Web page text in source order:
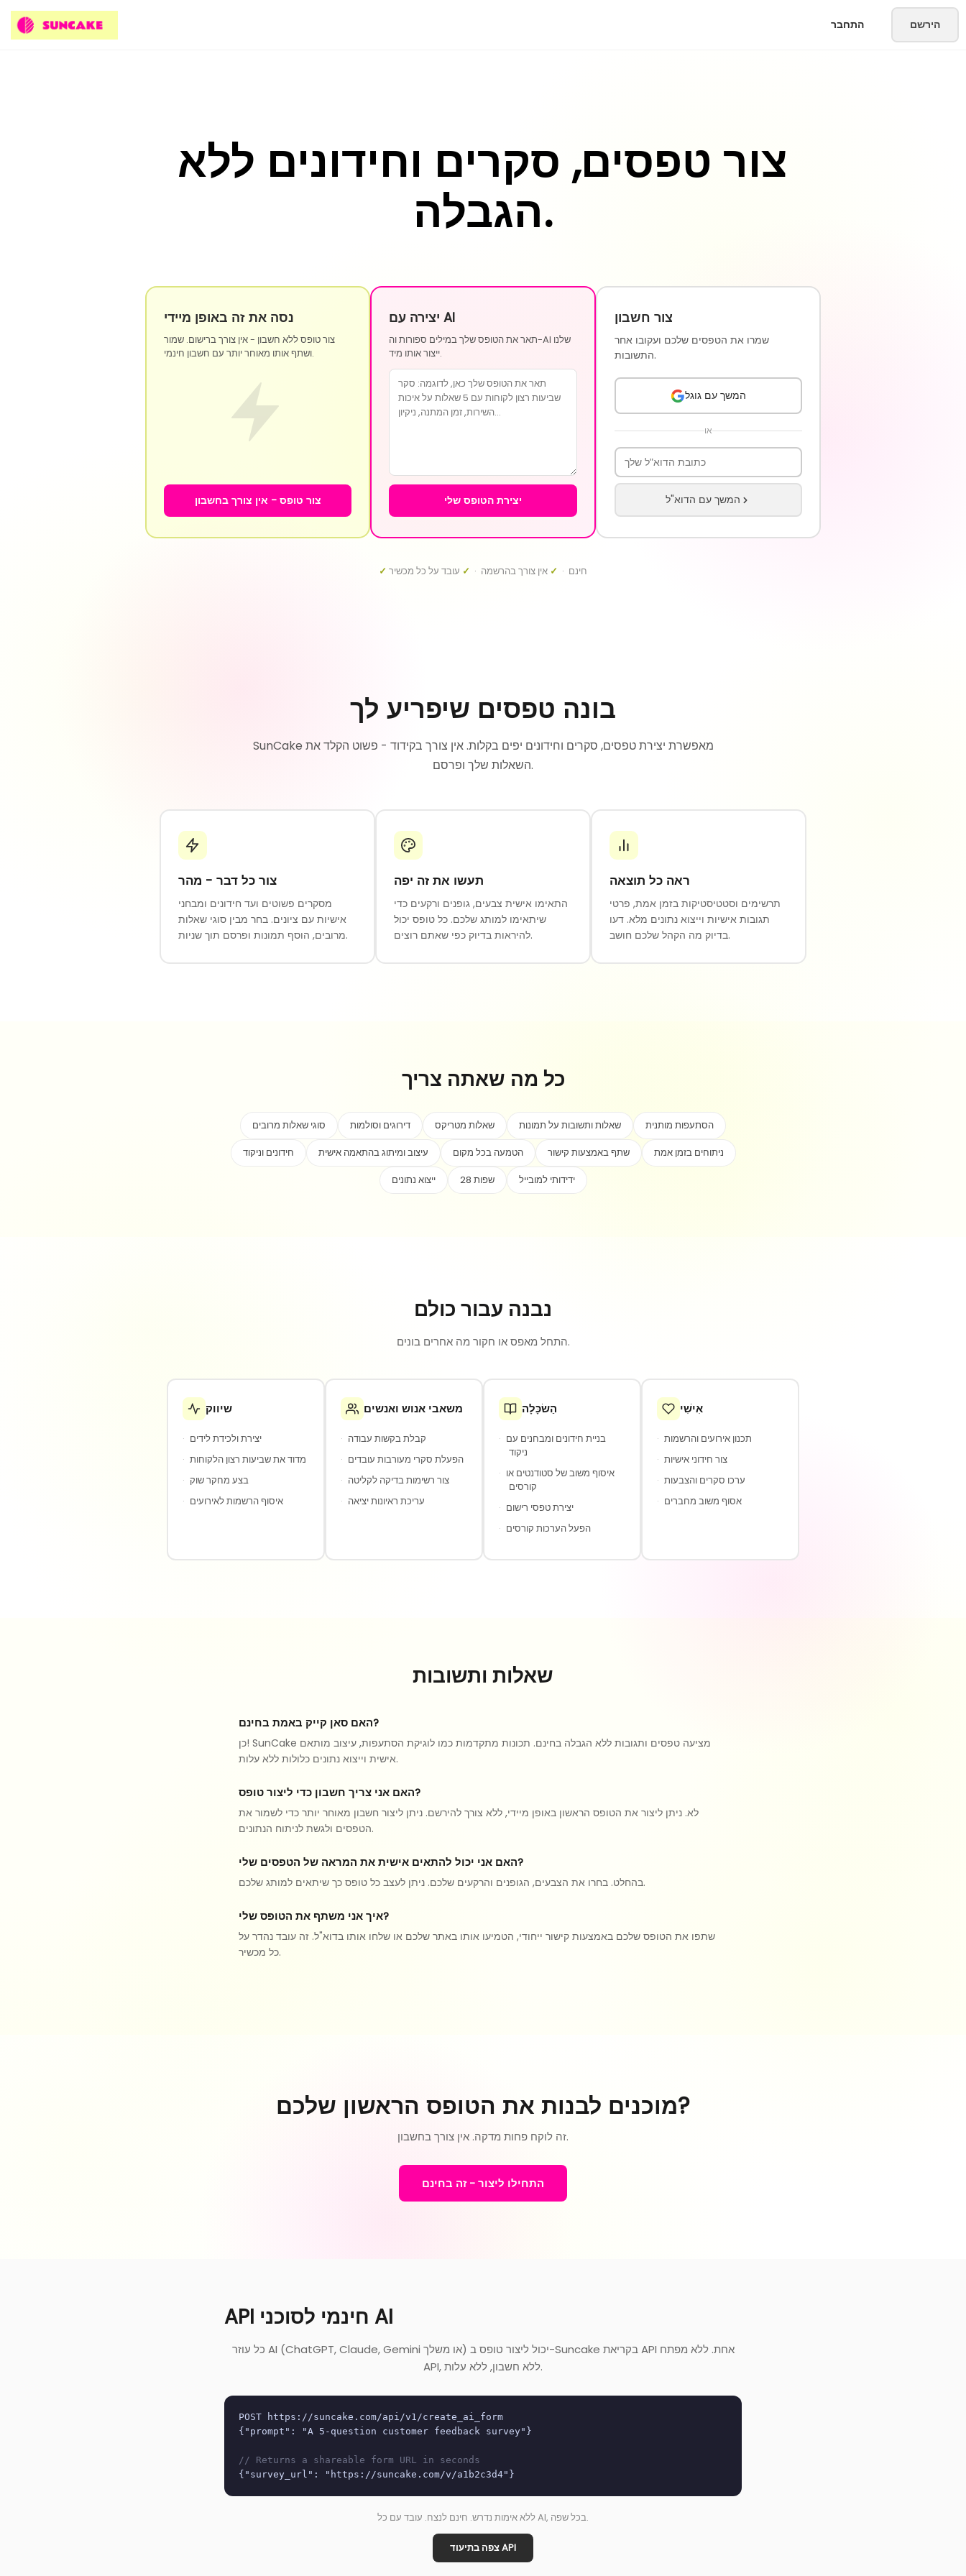
התחבר הירשם
צור טפסים, סקרים וחידונים ללא
הגבלה.
נסה את זה באופן מיידי
צור טופס ללא חשבון - אין צורך ברישום. שמור
ושתף אותו מאוחר יותר עם חשבון חינמי.
צור טופס - אין צורך בחשבון
יצירה עם AI
תאר את הטופס שלך במילים ספורות וה-AI שלנו
ייצור אותו מיד.
יצירת הטופס שלי
צור חשבון
שמרו את הטפסים שלכם ועקובו אחר
התשובות.
המשך עם גוגל
או
המשך עם הדוא"ל
✓ חינם · ✓ אין צורך בהרשמה · ✓ עובד על כל מכשיר
בונה טפסים שיפריע לך
SunCake מאפשרת יצירת טפסים, סקרים וחידונים יפים בקלות. אין צורך בקידוד - פשוט הקלד את
השאלות שלך ופרסם.
צור כל דבר - מהר
מסקרים פשוטים ועד חידונים ומבחני
אישיות עם ציונים. בחר מבין סוגי שאלות
מרובים, הוסף תמונות ופרסם תוך שניות.
תעשו את זה יפה
התאימו אישית צבעים, גופנים ורקעים כדי
שיתאימו למותג שלכם. כל טופס יכול
להיראות בדיוק כפי שאתם רוצים.
ראה כל תוצאה
תרשימים וסטטיסטיקות בזמן אמת, פרטי
תגובות אישיות וייצוא נתונים מלא. דעו
בדיוק מה הקהל שלכם חושב.
כל מה שאתה צריך
סוגי שאלות מרובים דירוגים וסולמות שאלות מטריקס שאלות ותשובות על תמונות
הסתעפות מותנית
חידונים וניקוד
עיצוב ומיתוג בהתאמה אישית הטמעה בכל מקום שתף באמצעות קישור
ניתוחים בזמן אמת
ייצוא נתונים
28 שפות ידידותי למובייל
נבנה עבור כולם
התחל מאפס או חקור מה אחרים בונים.
שיווק
· יצירת ולכידת לידים
· מדוד את שביעות רצון הלקוחות
· בצע מחקר שוק
· איסוף הרשמות לאירועים
משאבי אנוש ואנשים
· קבלת בקשות עבודה
· הפעלת סקרי מעורבות עובדים
· צור רשימות בדיקה לקליטה
· עריכת ראיונות יציאה
הַשׂכָּלָה
·
ניקוד
·
קורסים
· יצירת טפסי רישום
· הפעל הערכות קורסים
אִישִׁי
· תכנון אירועים והרשמות
· צור חידוני אישיות
· ערכו סקרים והצבעות
· אסוף משוב מחברים
שאלות ותשובות
האם סאן קייק באמת בחינם?
כן! SunCake מציעה טפסים ותגובות ללא הגבלה בחינם. תכונות מתקדמות כמו לוגיקת הסתעפות, עיצוב מותאם
אישית וייצוא נתונים כלולות ללא עלות.
האם אני צריך חשבון כדי ליצור טופס?
לא. ניתן ליצור את הטופס הראשון באופן מיידי, ללא צורך להירשם. ניתן ליצור חשבון מאוחר יותר כדי לשמור את
הטפסים ולגשת לניתוח הנתונים.
האם אני יכול להתאים אישית את המראה של הטפסים שלי?
בהחלט. בחרו את הצבעים, הגופנים והרקעים שלכם. ניתן לעצב כל טופס כך שיתאים למותג שלכם.
איך אני משתף את הטופס שלי?
שתפו את הטופס שלכם באמצעות קישור ייחודי, הטמיעו אותו באתר שלכם או שלחו אותו בדוא"ל. זה עובד נהדר על
כל מכשיר.
מוכנים לבנות את הטופס הראשון שלכם?
זה לוקח פחות מדקה. אין צורך בחשבון.
התחילו ליצור - זה בחינם
API חינמי לסוכני AI
כל עוזר AI (ChatGPT, Claude, Gemini או משלך) יכול ליצור טופס ב-Suncake בקריאת API אחת. ללא מפתח
API, ללא חשבון, ללא עלות.
POST https://suncake.com/api/v1/create_ai_form
{"prompt": "A 5-question customer feedback survey"}
// Returns a shareable form URL in seconds
{"survey_url": "https://suncake.com/v/a1b2c3d4"}
ללא אימות נדרש. חינם לנצח. עובד עם כל AI, בכל שפה.
צפה בתיעוד API